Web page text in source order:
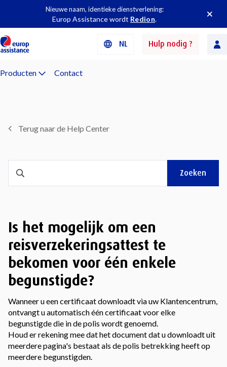
Nieuwe naam, identieke dienstverlening:
Europ Assistance wordt Redion.
NL Hulp nodig ?
Producten Contact
Terug naar de Help Center
Zoeken
Is het mogelijk om een
reisverzekeringsattest te
bekomen voor één enkele
begunstigde?
Wanneer u een certificaat downloadt via uw Klantencentrum,
ontvangt u automatisch één certificaat voor elke
begunstigde die in de polis wordt genoemd.
Houd er rekening mee dat het document dat u downloadt uit
meerdere pagina's bestaat als de polis betrekking heeft op
meerdere begunstigden.